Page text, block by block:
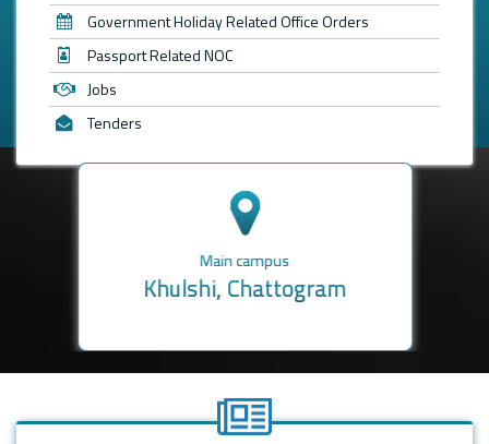
Government Holiday Related Office Orders
Passport Related NOC
Jobs
Tenders
Main campus
Khulshi, Chattogram